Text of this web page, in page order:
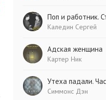
Поп и работник.
Каледин Сергей
Адская женщина
Картер Ник
Утеха падали.
Симмонс Дэн